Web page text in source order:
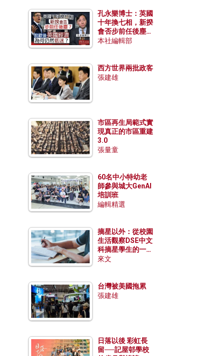
孔永樂博士：英國
十年換七相，新揆
會否步前任後塵？
脫歐後英國經濟為
本社編輯部
西方世界兩批政客
張建雄
市區再生局範式實
現真正的市區重建
3.0
張量童
60名中小特幼老
師參與城大GenAI
培訓班
編輯精選
摘星以外：從校園
生活觀察DSE中文
科摘星學生的一點
特質
來文
台灣被美國拖累
張建雄
日落以後 彩虹長
留──記屋邨學校